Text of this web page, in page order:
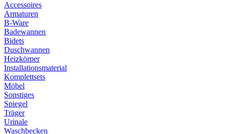
Accessoires
Armaturen
B-Ware
Badewannen
Bidets
Duschwannen
Heizkörper
Installationsmaterial
Komplettsets
Möbel
Sonstiges
Spiegel
Träger
Urinale
Waschbecken